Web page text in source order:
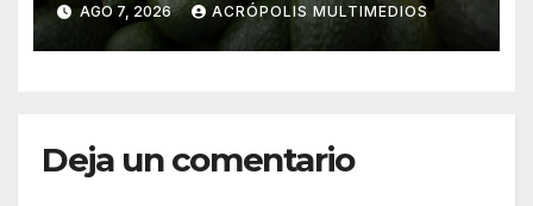
AGO 7, 2026 ACRÓPOLIS MULTIMEDIOS
Deja un comentario